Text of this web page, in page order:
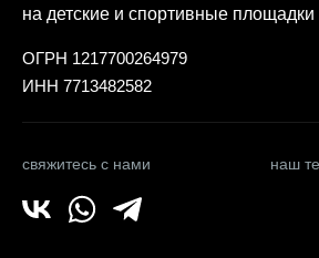
на детские и спортивные площадки
ОГРН 1217700264979
ИНН 7713482582
свяжитесь с нами наш